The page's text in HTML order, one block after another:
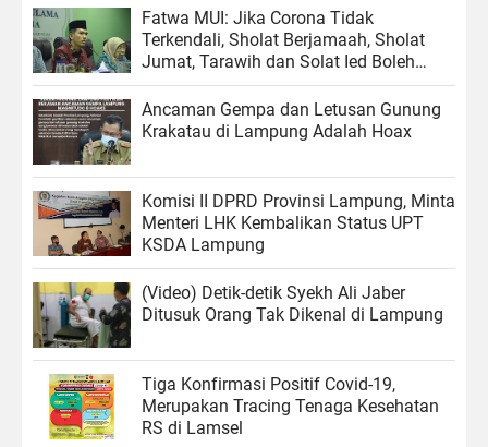
Fatwa MUI: Jika Corona Tidak
Terkendali, Sholat Berjamaah, Sholat
Jumat, Tarawih dan Solat Ied Boleh
Ditinggalkan
Ancaman Gempa dan Letusan Gunung
Krakatau di Lampung Adalah Hoax
Komisi II DPRD Provinsi Lampung, Minta
Menteri LHK Kembalikan Status UPT
KSDA Lampung
(Video) Detik-detik Syekh Ali Jaber
Ditusuk Orang Tak Dikenal di Lampung
Tiga Konfirmasi Positif Covid-19,
Merupakan Tracing Tenaga Kesehatan
RS di Lamsel